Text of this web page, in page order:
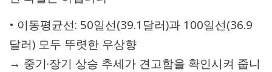
• 이동평균선: 50일선(39.1달러)과 100일선(36.9
달러) 모두 뚜렷한 우상향
→ 중기·장기 상승 추세가 견고함을 확인시켜 줍니